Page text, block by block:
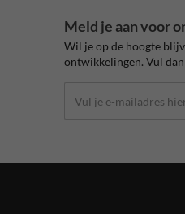
Meld je aan voor
Wil je op de hoogte
ontwikkelingen. Vul